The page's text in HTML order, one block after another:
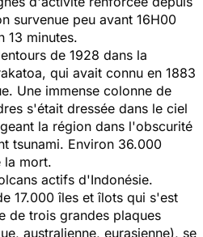
survenue peu avant 16H00
13 minutes.
de 1928 dans la
qui avait connu en 1883
Une immense colonne de
s'était dressée dans le ciel
la région dans l'obscurité
tsunami. Environ 36.000
la mort.
actifs d'Indonésie.
17.000 îles et îlots qui s'est
de trois grandes plaques
australienne, eurasienne), se